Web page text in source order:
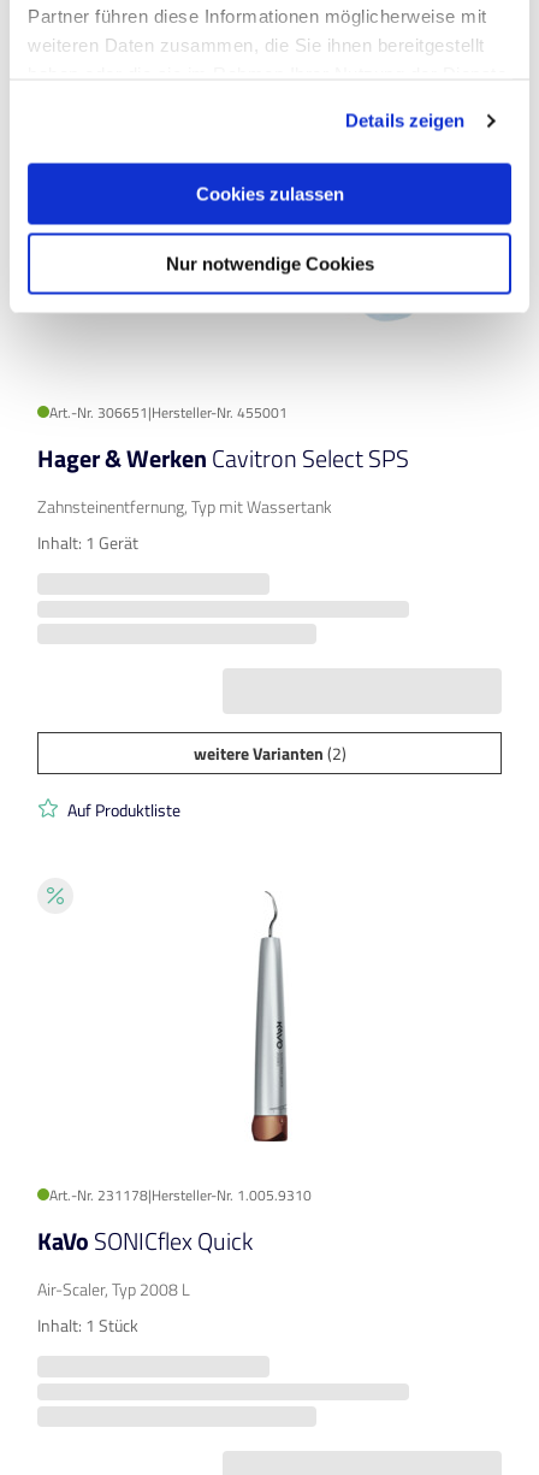
Partner führen diese Informationen möglicherweise mit
weiteren Daten zusammen, die Sie ihnen bereitgestellt
Details zeigen
Cookies zulassen
Nur notwendige Cookies
Auf Produktliste
Art.-Nr. 306651|Hersteller-Nr. 455001
Hager & WerkenCavitron Select SPS
Zahnsteinentfernung, Typ mit Wassertank
Inhalt: 1 Gerät
weitere Varianten(2)
Auf Produktliste
Art.-Nr. 231178|Hersteller-Nr. 1.005.9310
KaVoSONICflex Quick
Air-Scaler, Typ 2008 L
Inhalt: 1 Stück